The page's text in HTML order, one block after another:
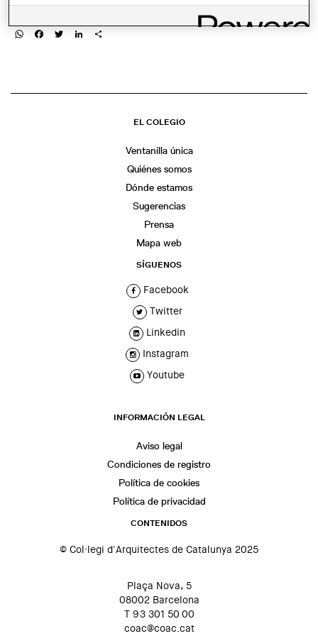
WhatsAppFacebookTwitterLinkedIn
EL COLEGIO
Ventanilla única
Quiénes somos
Dónde estamos
Sugerencias
Prensa
Mapa web
SÍGUENOS
Facebook
Twitter
Linkedin
Instagram
Youtube
INFORMACIÓN LEGAL
Aviso legal
Condiciones de registro
Política de cookies
Política de privacidad
CONTENIDOS
© Col·legi d'Arquitectes de Catalunya 2025
Plaça Nova, 5
08002 Barcelona
T 93 301 50 00
coac@coac.cat